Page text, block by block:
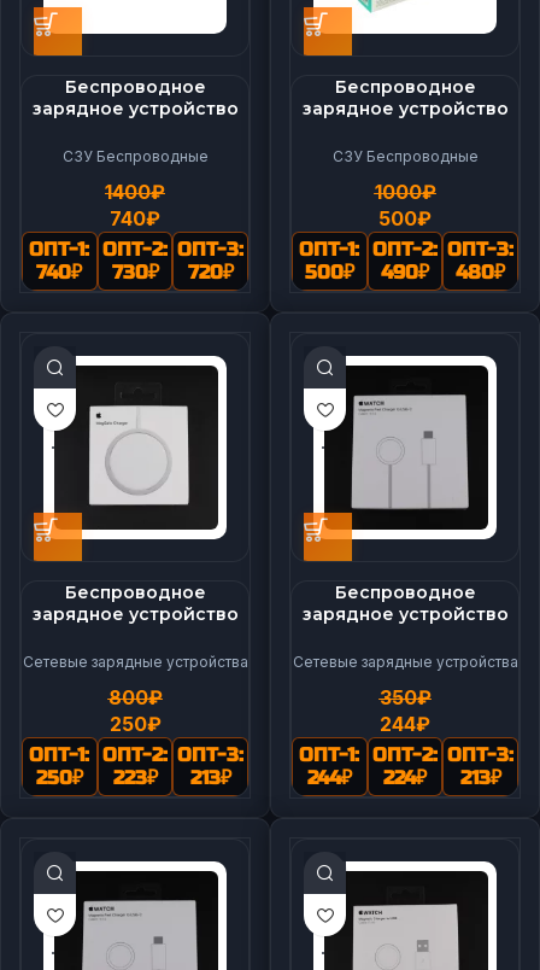
Беспроводное
зарядное устройство
СЗУ Беспроводные
1400₽
740₽
ОПТ-1:
740₽
ОПТ-2:
730₽
ОПТ-3:
720₽
Беспроводное
зарядное устройство
СЗУ Беспроводные
1000₽
500₽
ОПТ-1:
500₽
ОПТ-2:
490₽
ОПТ-3:
480₽
Беспроводное
зарядное устройство
Сетевые зарядные устройства
800₽
250₽
ОПТ-1:
250₽
ОПТ-2:
223₽
ОПТ-3:
213₽
Беспроводное
зарядное устройство
charger to Type-c (деш.)
Сетевые зарядные устройства
350₽
244₽
ОПТ-1:
244₽
ОПТ-2:
224₽
ОПТ-3:
213₽